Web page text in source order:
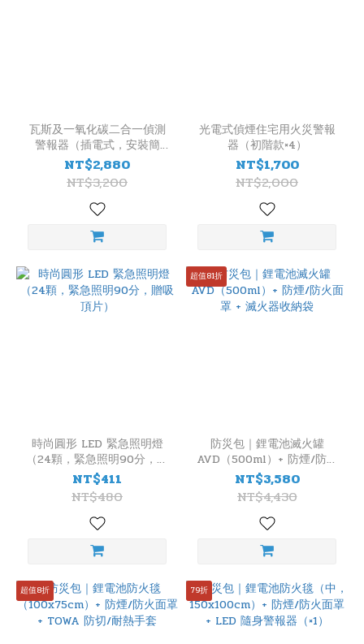
瓦斯及一氧化碳二合一偵測
警報器（插電式，安裝簡
易，無連動）
NT$2,880
NT$3,200
光電式偵煙住宅用火災警報
器（初階款×4）
NT$1,700
NT$2,000
時尚圓形 LED 緊急照明燈
（24顆，緊急照明90分，贈
吸頂片）
NT$411
NT$480
超值81折
防災包｜鋰電池滅火罐
AVD（500ml）+ 防煙/防火
面罩 + 滅火器收納袋
NT$3,580
NT$4,430
超值8折 79折